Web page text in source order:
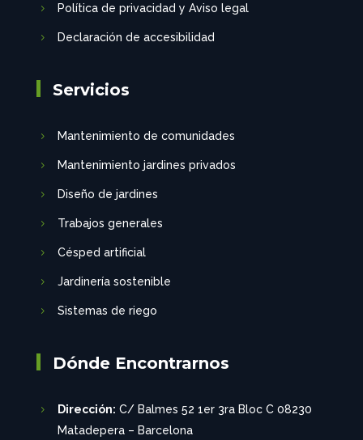
Política de privacidad y Aviso legal
Declaración de accesibilidad
Servicios
Mantenimiento de comunidades
Mantenimiento jardines privados
Diseño de jardines
Trabajos generales
Césped artificial
Jardinería sostenible
Sistemas de riego
Dónde Encontrarnos
Dirección: C/ Balmes 52 1er 3ra Bloc C 08230
Matadepera – Barcelona